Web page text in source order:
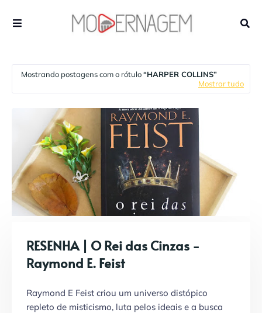
Mostrando postagens com o rótulo
HARPER COLLINS
Mostrar tudo
RESENHA | O Rei das Cinzas -
Raymond E. Feist
Raymond E Feist criou um universo distópico
repleto de misticismo, luta pelos ideais e a busca